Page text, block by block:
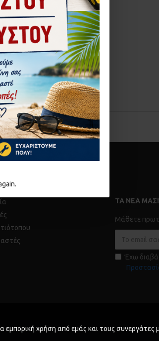
have reached the end of the list.
ΤΑ ΝΈΑ ΜΑΣ!
Μάθετε
Έχω
χρήση από εμάς και τους συνεργάτες